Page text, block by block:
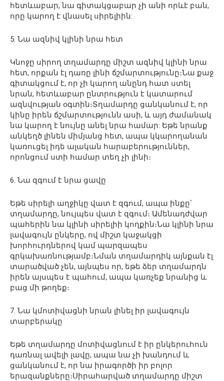
հետևաբար, նա գիտակցաբար չի անի որևէ բան,
որը կարող է վնասել սիրելիին:
5. Նա ազնիվ կլինի նրա հետ
Կնոջը սիրող տղամարդը միշտ ազնիվ կլինի նրա
հետ, որքան էլ դառը լինի ճշմարտությունը։Նա քաջ
գիտակցում է, որ չի կարող անընդ հատ ստել
նրան, հետևաբար ընտրություն է կատարում
ազնվության օգտին։Տղամարդը ցանկանում է, որ
կինը իրեն ճշմարտությունն ասի, և այդ ժամանակ
նա կարող է նույնը անել նրա համար: Եթե ​​նրանք
անկեղծ լինեն միմյանց հետ, ապա կկարողանան
կառուցել իդե ալական հարաբերություններ,
որոնցում ստի համար տեղ չի լինի։
6. Նա զգում է նրա ցավը
Եթե ​​սիրելի աղջիկը վատ է զգում, ապա ինքը՝
տղամարդը, նույպես վատ է զգում։ Ամենադժվար
պահերին նա կլինի սիրելիի կողքին։Նա կլինի նրա
լավագույն ընկերը, ով միշտ կաջակցի
խորհուրդներով կամ պարզապես
գրկախառնությամբ։Նման տղամարդիկ այնքան էլ
տարածված չեն, այնպես որ, եթե ձեր տղամարդն
իրեն այսպես է պահում, ապա կառչեք նրանից և
բաց մի թողեք։
7. Նա կմոտիվացնի նրան լինել իր լավագույն
տարբերակը
Եթե ​​տղամարդը մոտիվացնում է իր ընկերուհուն
դառնալ ավելի լավը, ապա նա չի խանդում և
ցանկանում է, որ նա իրագործի իր բոլոր
երազանքները։Սիրահարված տղամարդը միշտ